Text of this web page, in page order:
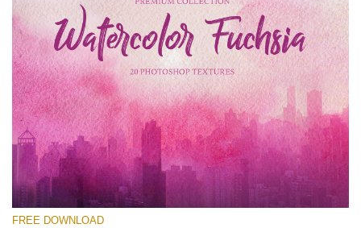
Bitte wählen Sie
FREE DOWNLOAD